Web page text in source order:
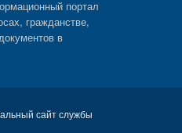
портал
гражданстве,
в
сайт службы